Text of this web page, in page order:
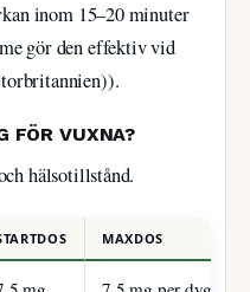
inom 15–20 minuter
gör den effektiv vid
FÖR VUXNA?
hälsotillstånd.
MAXDOS